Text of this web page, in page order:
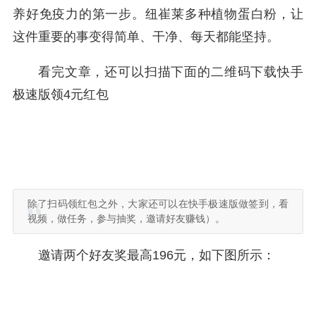
养好免疫力的第一步。纽崔莱多种植物蛋白粉，让
这件重要的事变得简单、干净、每天都能坚持。
看完文章，还可以扫描下面的二维码下载快手
极速版领4元红包
除了扫码领红包之外，大家还可以在快手极速版做签到，看
视频，做任务，参与抽奖，邀请好友赚钱）。
邀请两个好友奖最高196元，如下图所示：